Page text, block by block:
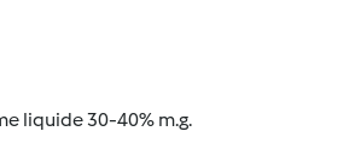
liquide 30-40% m.g.